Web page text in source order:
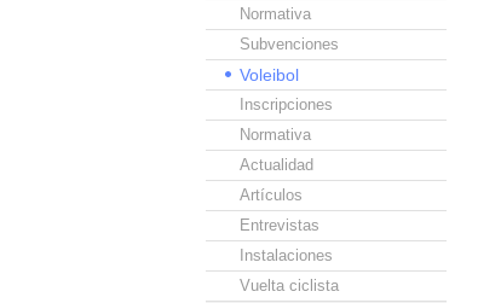
Normativa
Subvenciones
Voleibol
Inscripciones
Normativa
Actualidad
Artículos
Entrevistas
Instalaciones
Vuelta ciclista